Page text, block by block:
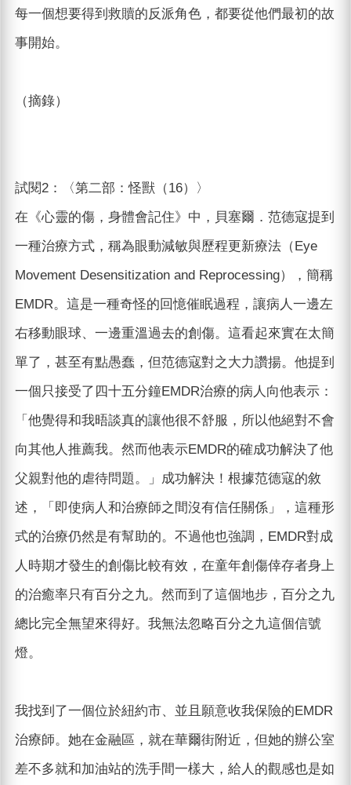
每一個想要得到救贖的反派角色，都要從他們最初的故
事開始。
（摘錄）
試閱2：〈第二部：怪獸（16）〉
在《心靈的傷，身體會記住》中，貝塞爾．范德寇提到
一種治療方式，稱為眼動減敏與歷程更新療法（Eye
Movement Desensitization and Reprocessing），簡稱
EMDR。這是一種奇怪的回憶催眠過程，讓病人一邊左
右移動眼球、一邊重溫過去的創傷。這看起來實在太簡
單了，甚至有點愚蠢，但范德寇對之大力讚揚。他提到
一個只接受了四十五分鐘EMDR治療的病人向他表示：
「他覺得和我晤談真的讓他很不舒服，所以他絕對不會
向其他人推薦我。然而他表示EMDR的確成功解決了他
父親對他的虐待問題。」成功解決！根據范德寇的敘
述，「即使病人和治療師之間沒有信任關係」，這種形
式的治療仍然是有幫助的。不過他也強調，EMDR對成
人時期才發生的創傷比較有效，在童年創傷倖存者身上
的治癒率只有百分之九。然而到了這個地步，百分之九
總比完全無望來得好。我無法忽略百分之九這個信號
燈。
我找到了一個位於紐約市、並且願意收我保險的EMDR
治療師。她在金融區，就在華爾街附近，但她的辦公室
差不多就和加油站的洗手間一樣大，給人的觀感也是如